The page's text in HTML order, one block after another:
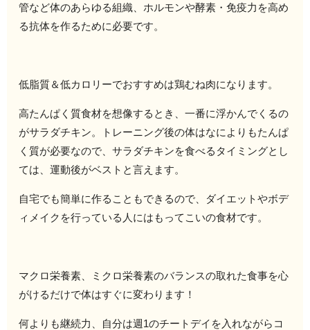
管など体のあらゆる組織、ホルモンや酵素・免疫力を高め
る抗体を作るために必要です。
低脂質＆低カロリーでおすすめは鶏むね肉になります。
高たんぱく質食材を想像するとき、一番に浮かんでくるの
がサラダチキン。トレーニング後の体はなによりもたんぱ
く質が必要なので、サラダチキンを食べるタイミングとし
ては、運動後がベストと言えます。
自宅でも簡単に作ることもできるので、ダイエットやボデ
ィメイクを行っている人にはもってこいの食材です。
マクロ栄養素、ミクロ栄養素のバランスの取れた食事を心
がけるだけで体はすぐに変わります！
何よりも継続力、自分は週1のチートデイを入れながらコ